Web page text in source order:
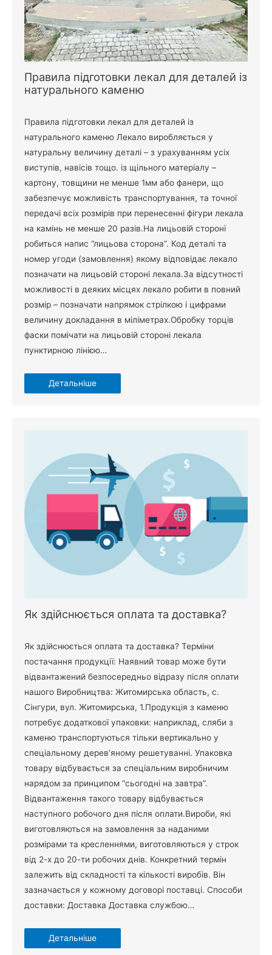
Правила підготовки лекал для деталей із
натурального каменю
Правила підготовки лекал для деталей із
натурального каменю Лекало виробляється у
натуральну величину деталі – з урахуванням усіх
виступів, навісів тощо. із щільного матеріалу –
картону, товщини не менше 1мм або фанери, що
забезпечує можливість транспортування, та точної
передачі всіх розмірів при перенесенні фігури лекала
на камінь не менше 20 разів.На лицьовій стороні
робиться напис “лицьова сторона”. Код деталі та
номер угоди (замовлення) якому відповідає лекало
позначати на лицьовій стороні лекала.За відсутності
можливості в деяких місцях лекало робити в повний
розмір – позначати напрямок стрілкою і цифрами
величину докладання в міліметрах.Обробку торців
фаски помічати на лицьовій стороні лекала
пунктирною лінією…
Детальніше
Як здійснюється оплата та доставка?
Як здійснюється оплата та доставка? Терміни
постачання продукції: Наявний товар може бути
відвантажений безпосередньо відразу після оплати
нашого Виробництва: Житомирська область, с.
Сінгури, вул. Житомирська, 1.Продукція з каменю
потребує додаткової упаковки: наприклад, сляби з
каменю транспортуються тільки вертикально у
спеціальному дерев’яному решетуванні. Упаковка
товару відбувається за спеціальним виробничим
нарядом за принципом “сьогодні на завтра”.
Відвантаження такого товару відбувається
наступного робочого дня після оплати.Вироби, які
виготовляються на замовлення за наданими
розмірами та кресленнями, виготовляються у строк
від 2-х до 20-ти робочих днів. Конкретний термін
залежить від складності та кількості виробів. Він
зазначається у кожному договорі поставці. Способи
доставки: Доставка Доставка службою…
Детальніше